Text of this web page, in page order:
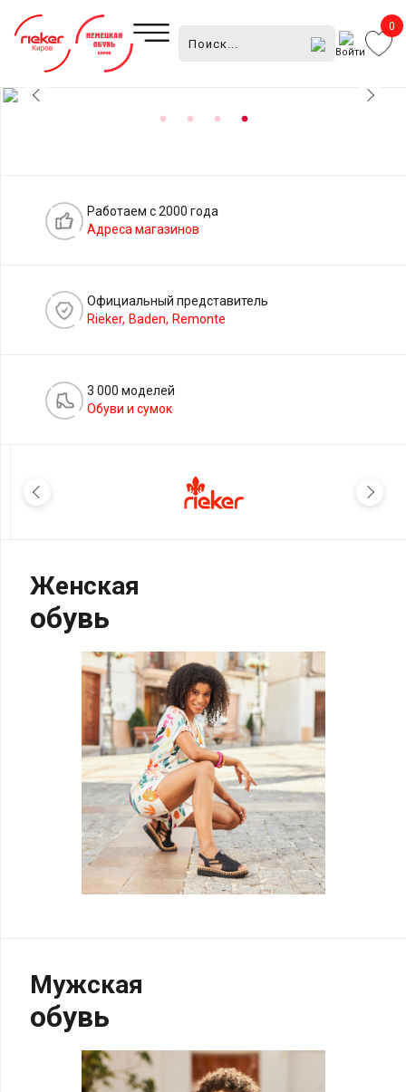
Войти
0
Работаем с 2000 года
Адреса магазинов
Официальный представитель
Rieker, Baden, Remonte
3 000 моделей
Обуви и сумок
Женская
обувь
Мужская
обувь